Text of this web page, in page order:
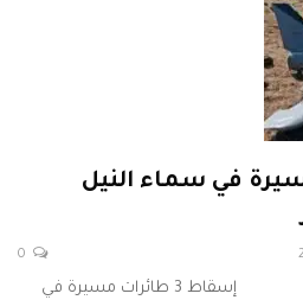
مسيرة في سماء النيل
إسقاط 3 طائرات مسيرة في